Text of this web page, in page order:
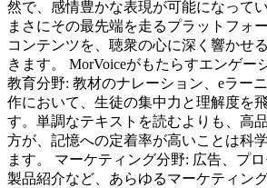
然で、感情豊かな表現が可能になってい
まさにその最先端を走るプラットフォ
コンテンツを、聴衆の心に深く響かせ
きます。 MorVoiceがもたらすエンゲー
教育分野: 教材のナレーション、eラー
作において、生徒の集中力と理解度を
す。単調なテキストを読むよりも、高
方が、記憶への定着率が高いことは科
ます。 マーケティング分野: 広告、プロ
製品紹介など、あらゆるマーケティン